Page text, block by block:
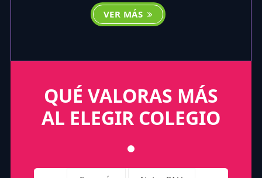
VER MÁS
QUÉ VALORAS MÁS
AL ELEGIR COLEGIO